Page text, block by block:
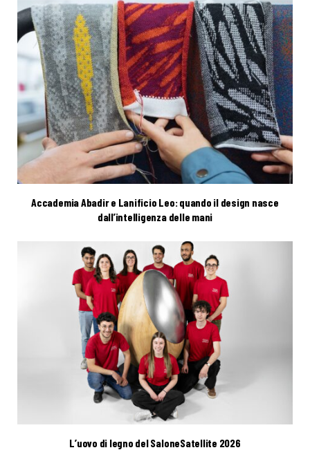
Accademia Abadir e Lanificio Leo: quando il design nasce
dall’intelligenza delle mani
L’uovo di legno del SaloneSatellite 2026